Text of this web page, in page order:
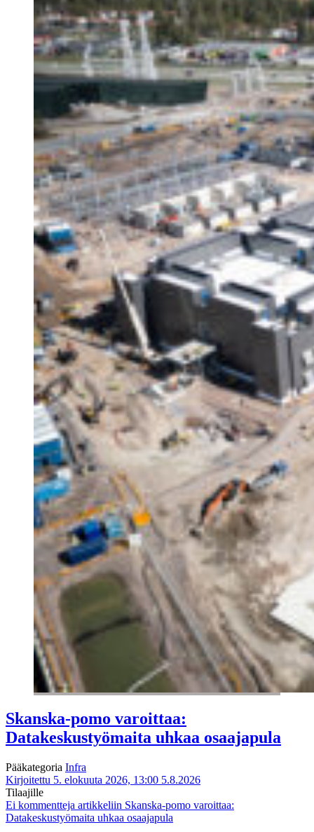
Skanska-pomo varoittaa:
Datakeskustyömaita uhkaa osaajapula
Pääkategoria Infra
Kirjoitettu 5. elokuuta 2026, 13:00 5.8.2026
Tilaajille
Ei kommentteja artikkeliin Skanska-pomo varoittaa:
Datakeskustyömaita uhkaa osaajapula